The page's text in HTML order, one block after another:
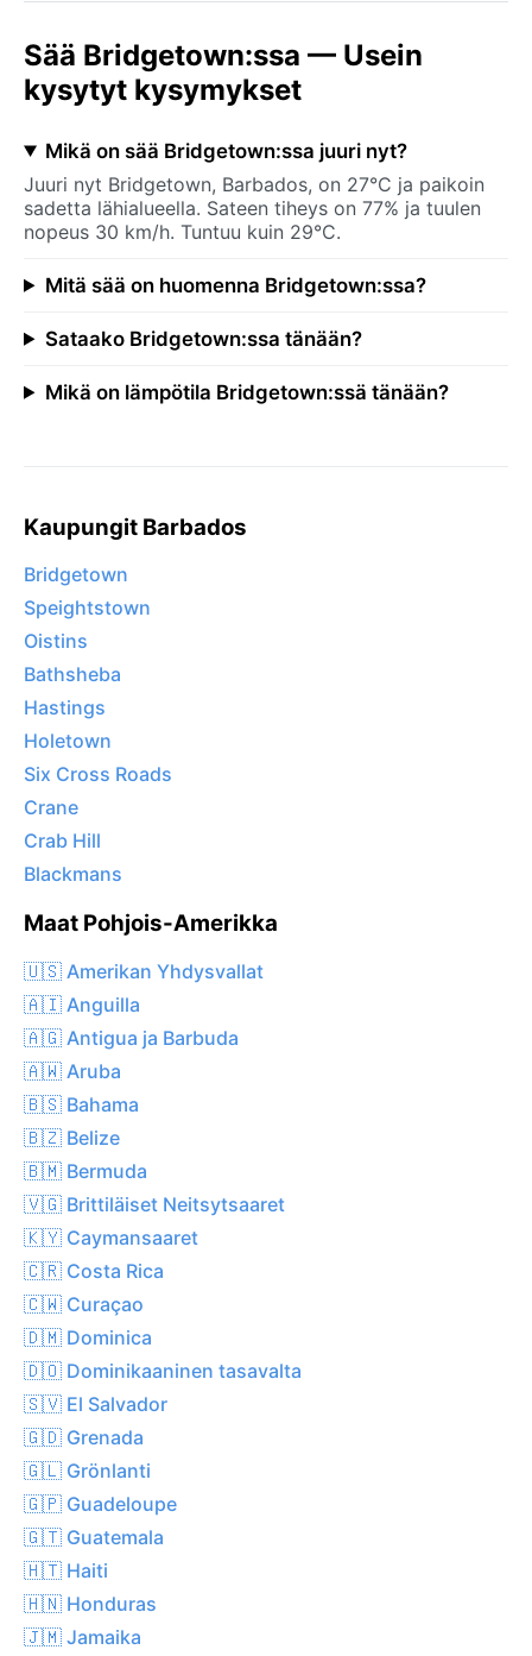
Sää Bridgetown:ssa — Usein
kysytyt kysymykset
Mikä on sää Bridgetown:ssa juuri nyt?
Juuri nyt Bridgetown, Barbados, on 27°C ja paikoin
sadetta lähialueella. Sateen tiheys on 77% ja tuulen
nopeus 30 km/h. Tuntuu kuin 29°C.
Mitä sää on huomenna Bridgetown:ssa?
Sataako Bridgetown:ssa tänään?
Mikä on lämpötila Bridgetown:ssä tänään?
Kaupungit Barbados
Bridgetown
Speightstown
Oistins
Bathsheba
Hastings
Holetown
Six Cross Roads
Crane
Crab Hill
Blackmans
Maat Pohjois-Amerikka
🇺🇸 Amerikan Yhdysvallat
🇦🇮 Anguilla
🇦🇬 Antigua ja Barbuda
🇦🇼 Aruba
🇧🇸 Bahama
🇧🇿 Belize
🇧🇲 Bermuda
🇻🇬 Brittiläiset Neitsytsaaret
🇰🇾 Caymansaaret
🇨🇷 Costa Rica
🇨🇼 Curaçao
🇩🇲 Dominica
🇩🇴 Dominikaaninen tasavalta
🇸🇻 El Salvador
🇬🇩 Grenada
🇬🇱 Grönlanti
🇬🇵 Guadeloupe
🇬🇹 Guatemala
🇭🇹 Haiti
🇭🇳 Honduras
🇯🇲 Jamaika